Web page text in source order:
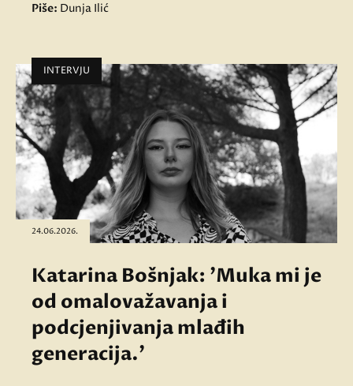
Piše: Dunja Ilić
INTERVJU
24.06.2026.
Katarina Bošnjak: 'Muka mi je
od omalovažavanja i
podcjenjivanja mlađih
generacija.'